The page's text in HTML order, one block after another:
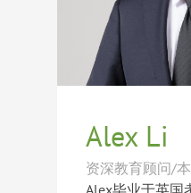
生进入英国切
（Cheltenham
耐顿中学（
拿大上加拿大学
George’s
（Appleby
学院（Institut Le
Hall）、米尔顿
Academy）、
Lawrenceville
校（The
格罗顿学校（
米斯查菲高中（
School）、菲尔
School）、鹰溪
Alex Li
资深教育顾问/